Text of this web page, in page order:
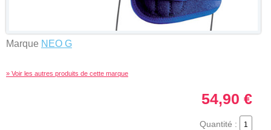
Marque NEO G
» Voir les autres produits de cette marque
54,90 €
Quantité :